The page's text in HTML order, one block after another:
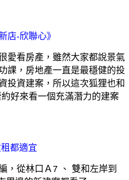
店-欣聯心》
愛看房產 ， 雖然大家都說景氣
課，房地產一直是最穩健的投
投資建案， 所以這次狐狸也和
好來看一個充滿潛力的建案
都適宜
，從林口Ａ7 、 雙和左岸到